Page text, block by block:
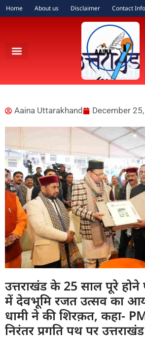
Home About us Disclaimer Contact Info
Aaina Uttarakhand December
उत्तराखंड के 25 साल पूरे होने
में देवभूमि रजत उत्सव का
धामी ने की शिरक़त, कहा-
निरंतर प्रगति पथ पर उत्तराखंड